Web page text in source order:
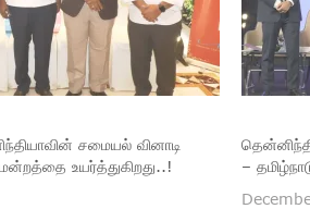
சமையல் வினாடி
உயர்த்துகிறது..!
–